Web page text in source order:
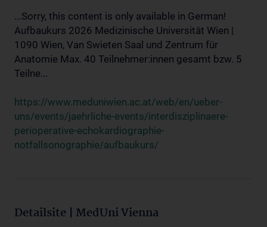
...Sorry, this content is only available in German!
Aufbaukurs 2026 Medizinische Universität Wien |
1090 Wien, Van Swieten Saal und Zentrum für
Anatomie Max. 40 Teilnehmer:innen gesamt bzw. 5
Teilne...
https://www.meduniwien.ac.at/web/en/ueber-
uns/events/jaehrliche-events/interdisziplinaere-
perioperative-echokardiographie-
notfallsonographie/aufbaukurs/
Detailsite | MedUni Vienna